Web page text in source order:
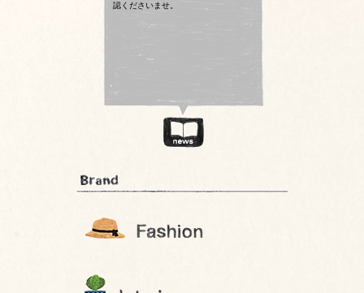
認くださいませ。